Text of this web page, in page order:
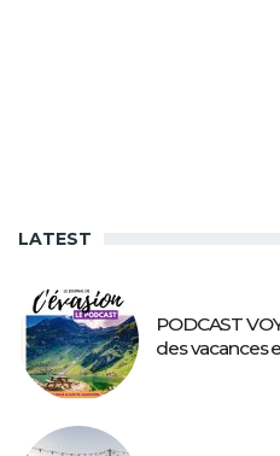
LATEST
PODCAST
des vacances